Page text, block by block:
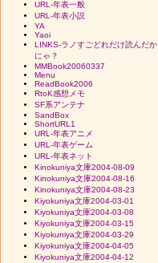
URL-年表一般
URL-年表小説
YA
Yaoi
LINKS-ラノすごどれだけ読んだか
にゃ？
MMBook20060337
Menu
ReadBook2006
RtoK感想メモ
SF系アンテナ
SandBox
ShortURL1
URL-年表アニメ
URL-年表ゲーム
URL-年表ネット
Kinokuniya文庫2004-08-09
Kinokuniya文庫2004-08-16
Kinokuniya文庫2004-08-23
Kiyokuniya文庫2004-03-01
Kiyokuniya文庫2004-03-08
Kiyokuniya文庫2004-03-15
Kiyokuniya文庫2004-03-29
Kiyokuniya文庫2004-04-05
Kiyokuniya文庫2004-04-12